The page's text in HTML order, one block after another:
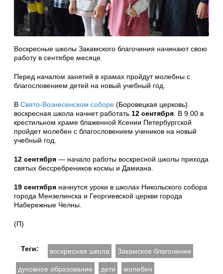
Воскресные школы Закамского благочиния начинают свою
работу в сентябре месяце.
Перед началом занятий в храмах пройдут молебны с
благословением детей на новый учебный год.
В Свято-Вознесенском соборе (Боровецкая церковь)
воскресная школа начнет работать 12 сентября . В 9.00 в
крестильном храме блаженной Ксении Петербургской
пройдет молебен с благословением учеников на новый
учебный год.
12 сентября — начало работы воскресной школы прихода
святых бессребреников космы и Дамиана.
19 сентября начнутся уроки в школах Никольского собора
города Мензелинска и Георгиевской церкви города
Набережные Челны.
(П)
Теги: воскресная школа Закамское благочиние
духовное образование дети молебен